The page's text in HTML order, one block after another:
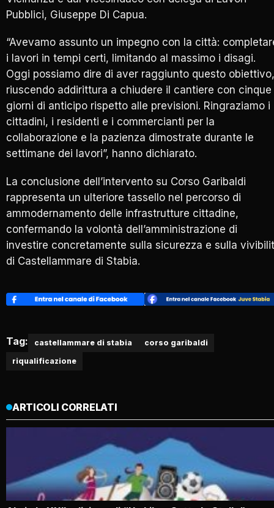
Pubblici, Giuseppe Di Capua.
“Avevamo assunto un impegno con la città:
i lavori in tempi certi, limitando al massimo i disagi.
Oggi possiamo dire di aver raggiunto questo obiettivo,
riuscendo addirittura a chiudere il cantiere con cinque
giorni di anticipo rispetto alle previsioni. Ringraziamo i
cittadini, i residenti e i commercianti per la
collaborazione e la pazienza dimostrate durante le
settimane dei lavori”, hanno dichiarato.
La conclusione dell’intervento su Corso Garibaldi
rappresenta un ulteriore tassello nel percorso di
ammodernamento delle infrastrutture cittadine,
confermando la volontà dell’amministrazione di
investire concretamente sulla sicurezza e sulla
di Castellammare di Stabia.
Tag: castellammare di stabia
corso garibaldi
riqualificazione
ARTICOLI CORRELATI